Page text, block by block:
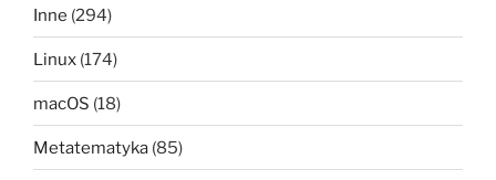
Inne (294)
Linux (174)
macOS (18)
Metatematyka (85)